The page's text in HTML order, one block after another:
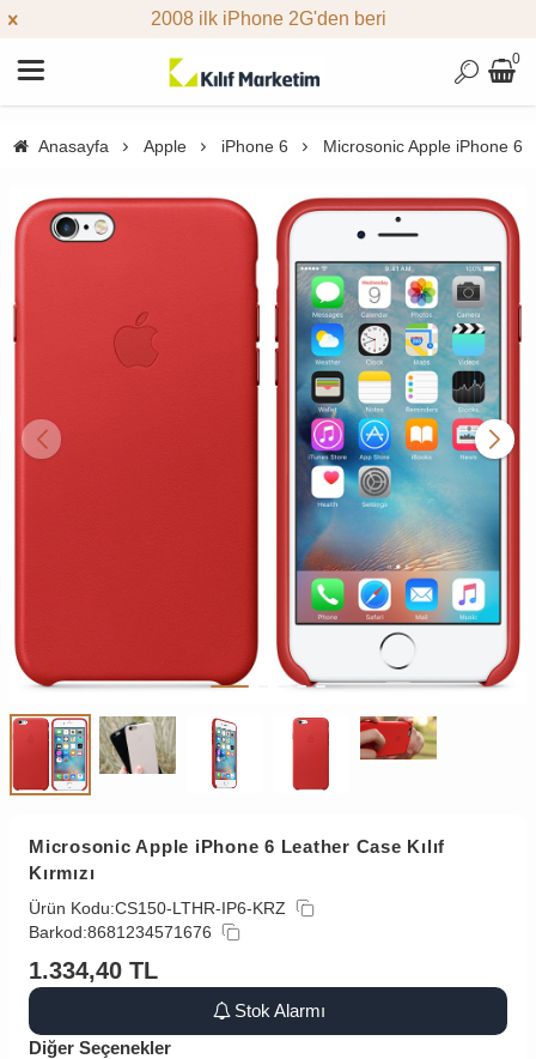
2008 ilk iPhone 2G'den beri
0
Anasayfa Apple iPhone 6 Microsonic Apple iPhone 6
Microsonic Apple iPhone 6 Leather Case Kılıf
Kırmızı
Ürün Kodu:CS150-LTHR-IP6-KRZ
Barkod:8681234571676
1.334,40 TL
Stok Alarmı
Diğer Seçenekler